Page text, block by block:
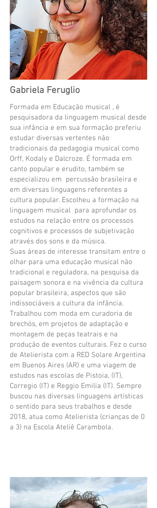
Gabriela Feruglio
Formada em Educação musical , é
pesquisadora da linguagem musical desde
sua infância e em sua formação preferiu
estudar diversas vertentes não
tradicionais da pedagogia musical como
Orff, Kodaly e Dalcroze. É formada em
canto popular e erudito, também se
especializou em percussão brasileira e
em diversas linguagens referentes a
cultura popular. Escolheu a formação na
linguagem musical para aprofundar os
estudos na relação entre os processos
cognitivos e processos de subjetivação
através dos sons e da música.
Suas áreas de interesse transitam entre o
olhar para uma educação musical não
tradicional e reguladora, na pesquisa da
paisagem sonora e na vivência da cultura
popular brasileira, aspectos que são
indissociáveis a cultura da infância.
Trabalhou com moda em curadoria de
brechós, em projetos de adaptação e
montagem de peças teatrais e na
produção de eventos culturais. Fez o curso
de Atelierista com a RED Solare Argentina
em Buenos Aires (AR) e uma viagem de
estudos nas escolas de Pistoia, (IT),
Corregio (IT) e Reggio Emilia (IT). Sempre
buscou nas diversas linguagens artísticas
o sentido para seus trabalhos e desde
2018, atua como Atelierista (crianças de 0
a 3) na Escola Ateliê Carambola.